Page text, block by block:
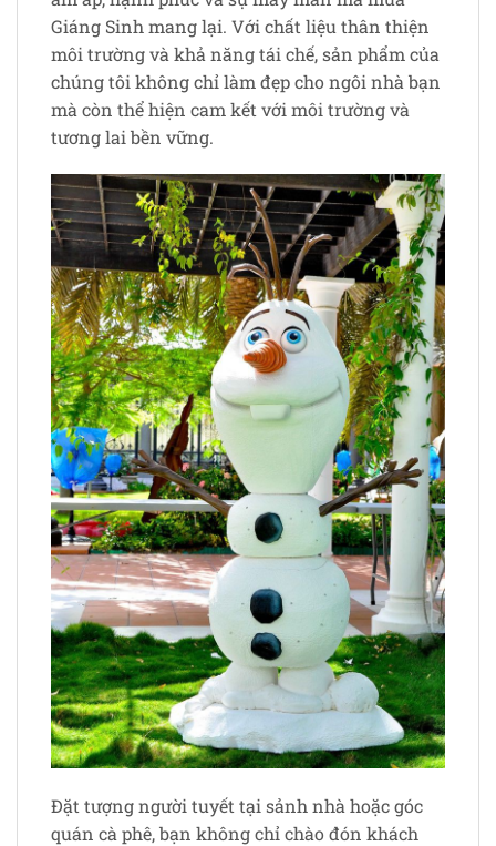
Giáng Sinh mang lại. Với chất liệu thân thiện
môi trường và khả năng tái chế, sản phẩm của
chúng tôi không chỉ làm đẹp cho ngôi nhà bạn
mà còn thể hiện cam kết với môi trường và
tương lai bền vững.
Đặt tượng người tuyết tại sảnh nhà hoặc góc
quán cà phê, bạn không chỉ chào đón khách